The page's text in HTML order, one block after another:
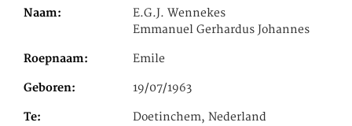
Naam
E.G.J. Wennekes
Emmanuel Gerhardus Johannes
Roepnaam Emile
Geboren 19/07/1963
Te Doetinchem, Nederland